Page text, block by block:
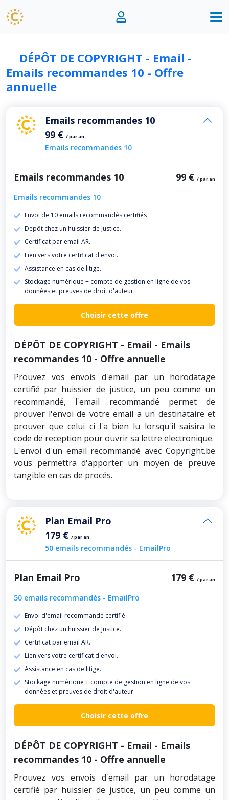
DÉPÔT DE COPYRIGHT - Email -
Emails recommandes 10 - Offre
annuelle
Emails recommandes 10
99 € / par an
Emails recommandes 10
Emails recommandes 10 99 € / par an
Emails recommandes 10
Envoi de 10 emails recommandés certifiés
Dépôt chez un huissier de Justice.
Certificat par email AR.
Lien vers votre certificat d'envoi.
Assistance en cas de litige.
Stockage numérique + compte de gestion en ligne de vos
données et preuves de droit d'auteur
Choisir cette offre
DÉPÔT DE COPYRIGHT - Email - Emails
recommandes 10 - Offre annuelle
Prouvez vos envois d'email par un horodatage
certifié par huissier de justice, un peu comme un
recommandé, l'email recommandé permet de
prouver l'envoi de votre email a un destinataire et
prouver que celui ci l'a bien lu lorsqu'il saisira le
code de reception pour ouvrir sa lettre electronique.
L'envoi d'un email recommandé avec Copyright.be
vous permettra d'apporter un moyen de preuve
tangible en cas de procés.
Plan Email Pro
179 € / par an
50 emails recommandés - EmailPro
Plan Email Pro 179 € / par an
50 emails recommandés - EmailPro
Envoi d'email recommandé certifié
Dépôt chez un huissier de Justice.
Certificat par email AR.
Lien vers votre certificat d'envoi.
Assistance en cas de litige.
Stockage numérique + compte de gestion en ligne de vos
données et preuves de droit d'auteur
Choisir cette offre
DÉPÔT DE COPYRIGHT - Email - Emails
recommandes 10 - Offre annuelle
Prouvez vos envois d'email par un horodatage
certifié par huissier de justice, un peu comme un